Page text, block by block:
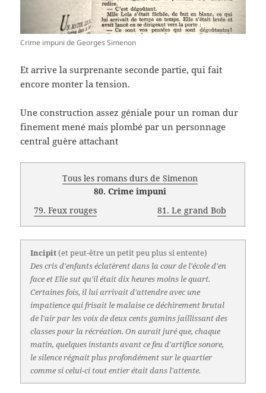
Crime impuni de Georges Simenon
Et arrive la surprenante seconde partie, qui fait
encore monter la tension.
Une construction assez géniale pour un roman dur
finement mené mais plombé par un personnage
central guère attachant
Tous les romans durs de Simenon
80. Crime impuni
79. Feux rouges
81. Le grand Bob
Incipit(et peut-être un petit peu plus si entente)
Des cris d'enfants éclatèrent dans la cour de l'école d'en
face et Elie sut qu'il était dix heures moins le quart.
Certaines fois, il lui arrivait d'attendre avec une
impatience qui frisait le malaise ce déchirement brutal
de l'air par les voix de deux cents gamins jaillissant des
classes pour la récréation. On aurait juré que, chaque
matin, quelques instants avant ce feu d'artifice sonore,
le silence régnait plus profondément sur le quartier
comme si celui-ci tout entier était dans l'attente.